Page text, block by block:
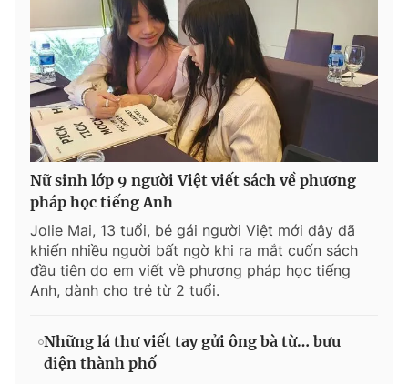
Nữ sinh lớp 9 người Việt viết sách về phương
pháp học tiếng Anh
Jolie Mai, 13 tuổi, bé gái người Việt mới đây đã
khiến nhiều người bất ngờ khi ra mắt cuốn sách
đầu tiên do em viết về phương pháp học tiếng
Anh, dành cho trẻ từ 2 tuổi.
Những lá thư viết tay gửi ông bà từ… bưu
điện thành phố